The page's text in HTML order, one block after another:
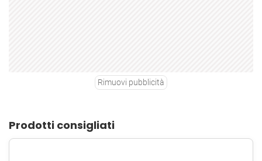
Rimuovi pubblicità
Prodotti consigliati